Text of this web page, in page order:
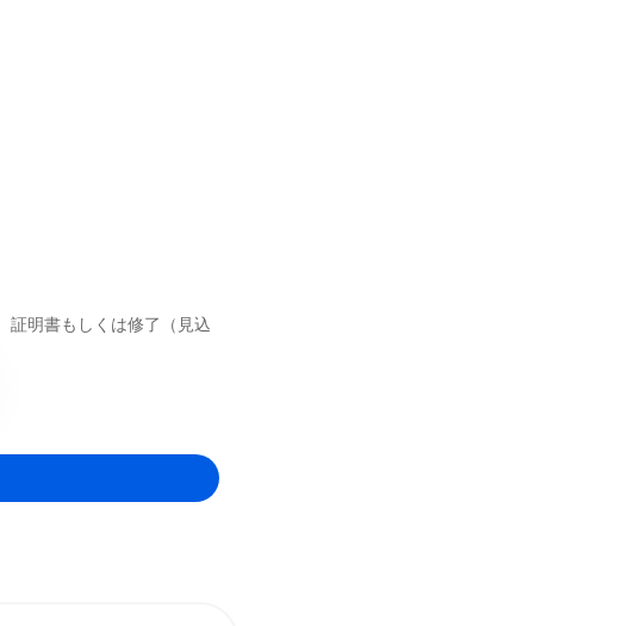
証明書もしくは修了（見込